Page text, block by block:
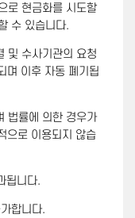
로 현금화를 시도할
수 있습니다.
및 수사기관의 요청
며 이후 자동 폐기됩
법률에 의한 경우가
으로 이용되지 않습
됩니다.
합니다.